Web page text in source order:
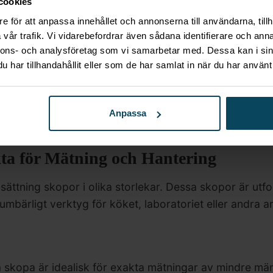
för att anpassa innehållet och annonserna till användarna,
trafik. Vi vidarebefordrar även sådana identifierare och
och analysföretag som vi samarbetar med. Dessa kan i
har tillhandahållit eller som de har samlat in när du har
Anpassa
68kr
(Exkl. moms)
för Mätning och Hantering
skopor i olika storlekar. Dessa skopor är
verktyg för köket, laboratoriet eller andra
är idealisk för exakta mätningar av mindre